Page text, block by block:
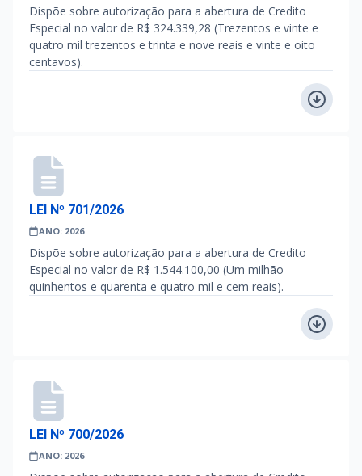
Dispõe sobre autorização para a abertura de Credito
Especial no valor de R$ 324.339,28 (Trezentos e vinte e
quatro mil trezentos e trinta e nove reais e vinte e oito
centavos).
LEI Nº 701/2026
ANO: 2026
Dispõe sobre autorização para a abertura de Credito
Especial no valor de R$ 1.544.100,00 (Um milhão
quinhentos e quarenta e quatro mil e cem reais).
LEI Nº 700/2026
ANO: 2026